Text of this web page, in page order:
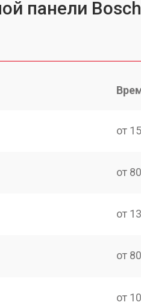
панели
от
от
от
от
от